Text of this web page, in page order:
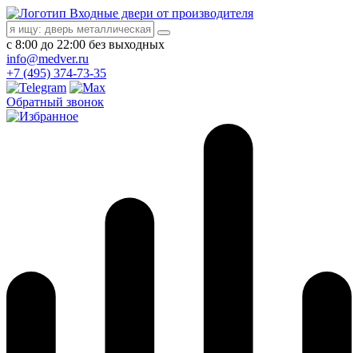
Входные двери от производителя
с 8:00 до 22:00 без выходных
info@medver.ru
+7 (495) 374-73-35
Обратный звонок